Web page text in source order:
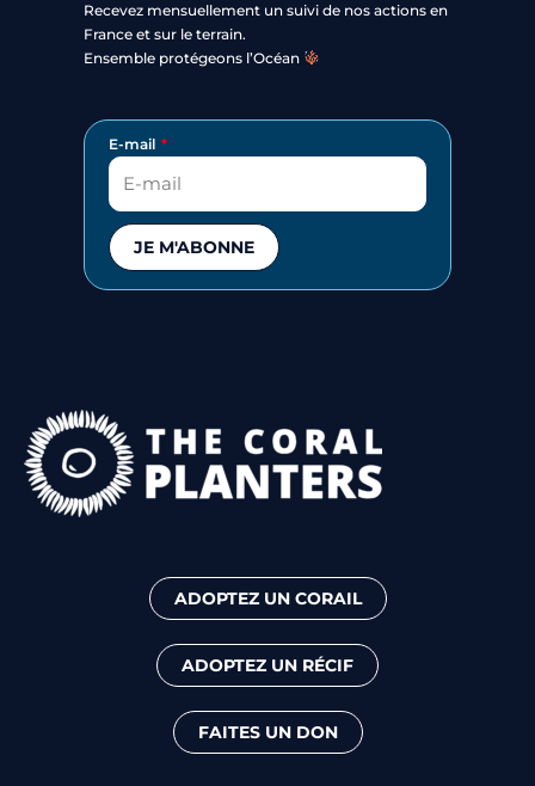
Recevez mensuellement un suivi de nos actions en
France et sur le terrain.
Ensemble protégeons l’Océan
E-mail
JE M'ABONNE
ADOPTEZ UN CORAIL
ADOPTEZ UN RÉCIF
FAITES UN DON